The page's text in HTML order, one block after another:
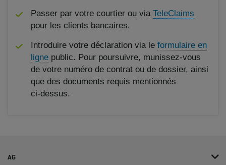
Passer par votre courtier ou via TeleClaims
pour les clients bancaires.
Introduire votre déclaration via le formulaire en
ligne public. Pour poursuivre, munissez‑vous
de votre numéro de contrat ou de dossier, ainsi
que des documents requis mentionnés
ci‑dessus.
AG